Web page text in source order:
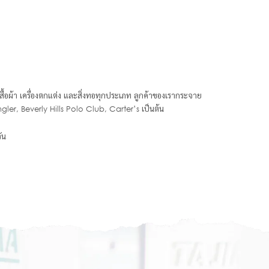
า เครื่องตกแต่ง และสิ่งทอทุกประเภท​ ลูกค้าของเรากระจาย
Beverly Hills Polo Club, Carter’s เป็นต้น